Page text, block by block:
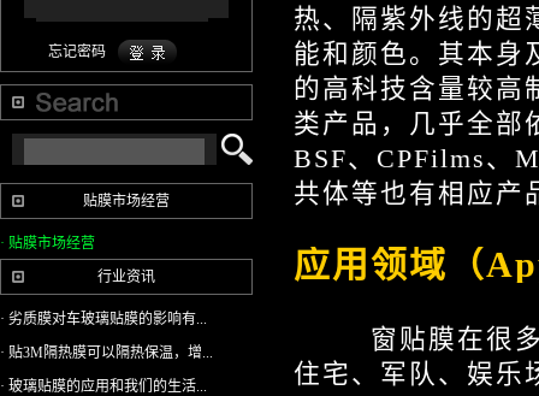
忘记密码
贴膜市场经营
· 贴膜市场经营
行业资讯
· 劣质膜对车玻璃贴膜的影响有...
· 贴3M隔热膜可以隔热保温，增...
· 玻璃贴膜的应用和我们的生活...
热、隔紫外线的超
能和颜色。其本身
的高科技含量较高
类产品，几乎全部
BSF、CPFilms、
共体等也有相应产
应用领域（
窗贴膜在很多领
住宅、军队、娱乐